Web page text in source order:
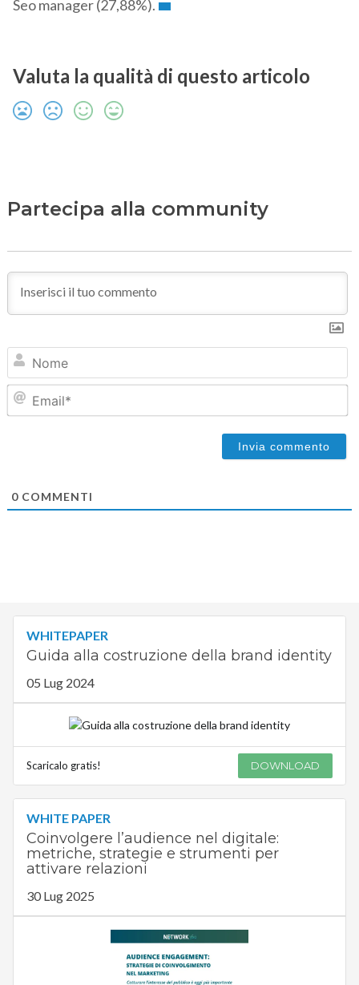
Seo manager (27,88%).
Valuta la qualità di questo articolo
Partecipa alla community
0COMMENTI
WHITEPAPER
Guida alla costruzione della brand identity
05 Lug 2024
Scaricalo gratis! DOWNLOAD
WHITE PAPER
Coinvolgere l’audience nel digitale:
metriche, strategie e strumenti per
attivare relazioni
30 Lug 2025